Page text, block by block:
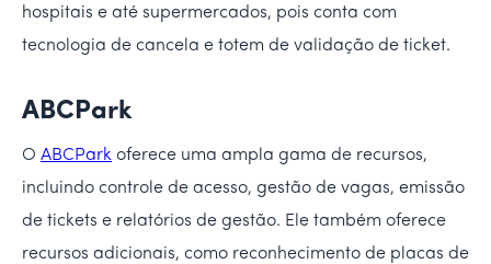
hospitais e até supermercados, pois conta com
tecnologia de cancela e totem de validação de ticket.
ABCPark
O ABCPark oferece uma ampla gama de recursos,
incluindo controle de acesso, gestão de vagas, emissão
de tickets e relatórios de gestão. Ele também oferece
recursos adicionais, como reconhecimento de placas de